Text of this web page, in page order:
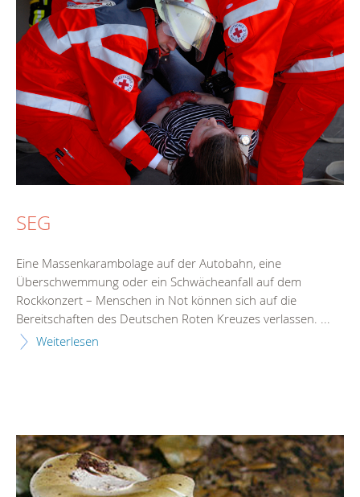
SEG
Eine Massenkarambolage auf der Autobahn, eine
Überschwemmung oder ein Schwächeanfall auf dem
Rockkonzert – Menschen in Not können sich auf die
Bereitschaften des Deutschen Roten Kreuzes verlassen. ...
Weiterlesen